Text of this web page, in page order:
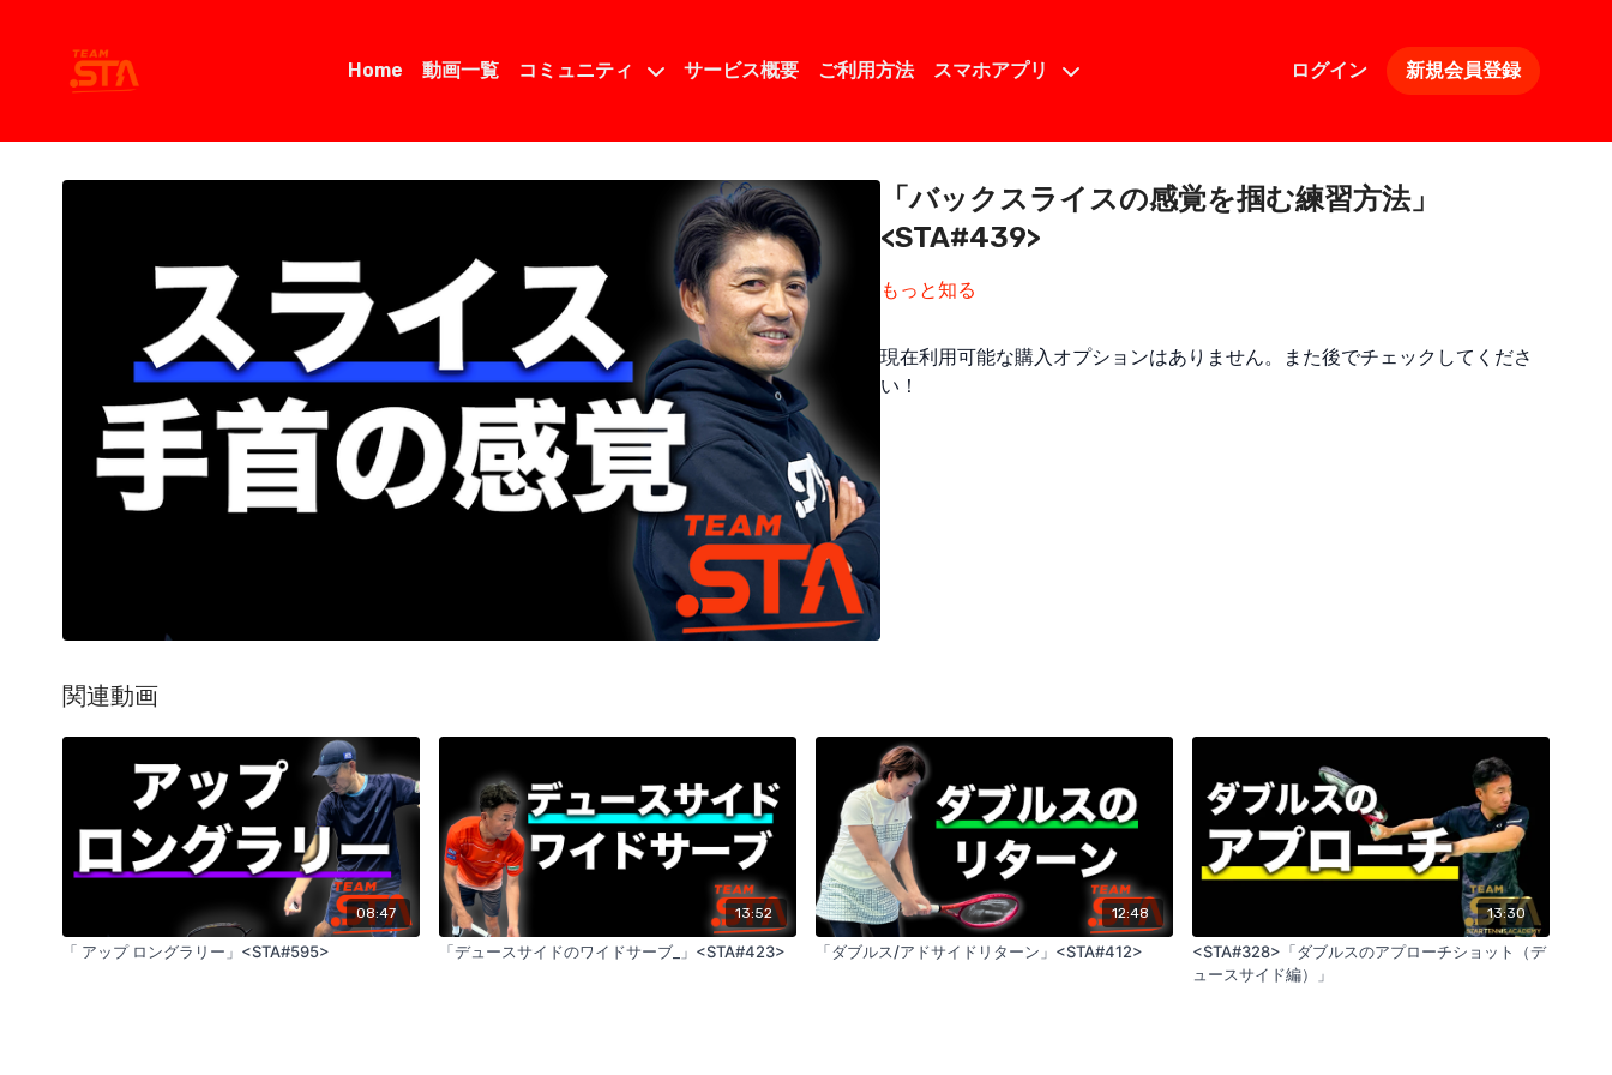
Home 動画一覧 コミュニティ サービス概要 ご利用方法 スマホアプリ ログイン 新規会員登録
「バックスライスの感覚を掴む練習方法」
<STA#439>
もっと知る
現在利用可能な購入オプションはありません。また後でチェックしてくださ
い！
関連動画
08:47
「 アップ ロングラリー」<STA#595>
13:52
「デュースサイドのワイドサーブ_」<STA#423>
12:48
「ダブルス/アドサイドリターン」<STA#412>
13:30
<STA#328>「ダブルスのアプローチショット（デ
ュースサイド編）」